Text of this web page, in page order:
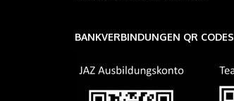
BANKVERBINDUNGEN QR CODES